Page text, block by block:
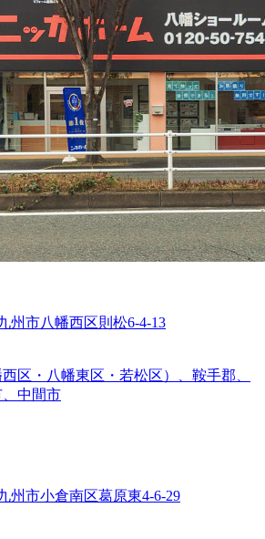
州市八幡西区則松6-4-13
区・八幡東区・若松区）、鞍手郡、
中間市
州市小倉南区葛原東4-6-29